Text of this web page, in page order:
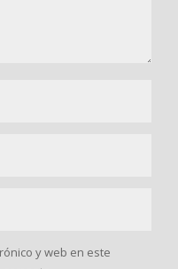
y web en este